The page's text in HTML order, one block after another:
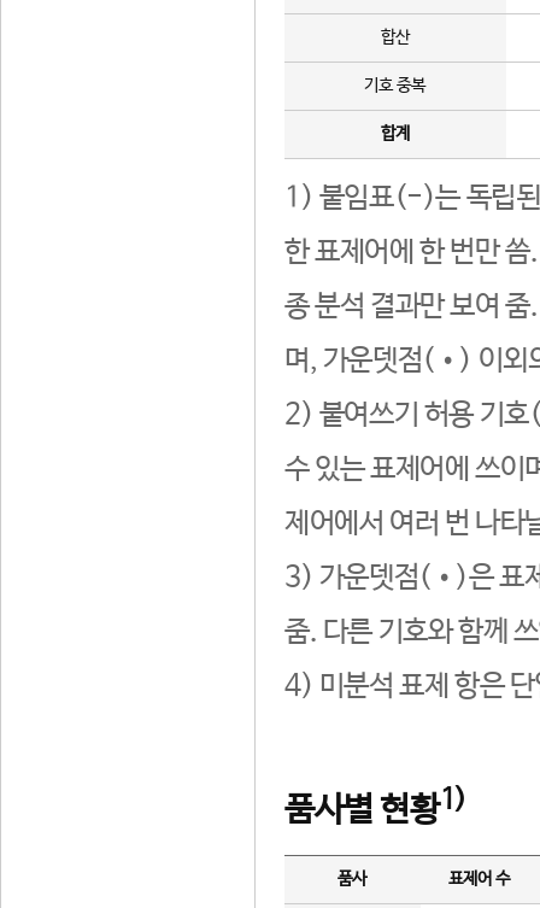
합산
기호 중복
합계
1) 붙임표(-)는 독립된
한 표제어에 한 번만
종 분석 결과만 보여
며, 가운뎃점(•) 이외
2) 붙여쓰기 허용 기호
수 있는 표제어에 쓰이
제어에서 여러 번 나타
3) 가운뎃점(•)은 표
줌. 다른 기호와 함께
4) 미분석 표제 항은
품사별 현황1)
품사 표제어 수